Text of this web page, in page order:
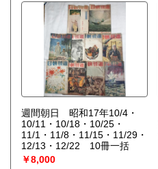
週間朝日 昭和17年10/4・
10/11・10/18・10/25・
11/1・11/8・11/15・11/29・
12/13・12/22 10冊一括
￥8,000